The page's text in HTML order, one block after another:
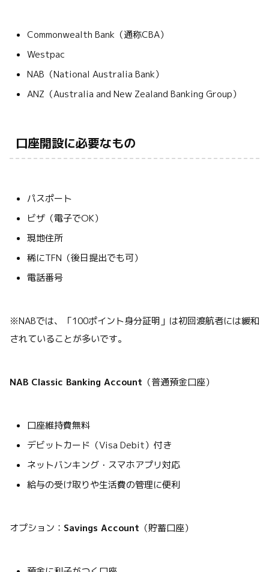
Commonwealth Bank（通称CBA）
Westpac
NAB（National Australia Bank）
ANZ（Australia and New Zealand Banking Group）
口座開設に必要なもの
パスポート
ビザ（電子でOK）
現地住所
稀にTFN（後日提出でも可）
電話番号
※NABでは、「100ポイント身分証明」は初回渡航者には緩和
されていることが多いです。
NAB Classic Banking Account （普通預金口座）
口座維持費無料
デビットカード（Visa Debit）付き
ネットバンキング・スマホアプリ対応
給与の受け取りや生活費の管理に便利
オプション： Savings Account （貯蓄口座）